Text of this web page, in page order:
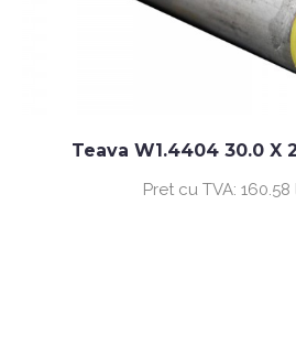
Teava W1.4404 30.0 X
Pret cu TVA: